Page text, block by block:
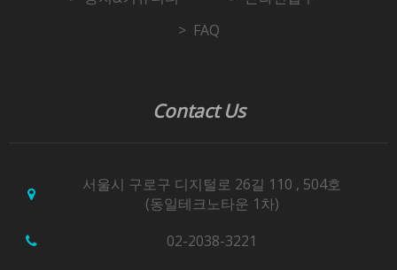
FAQ
Contact Us
서울시 구로구 디지털로 26길 110 , 504호
(동일테크노타운 1차)
02-2038-3221